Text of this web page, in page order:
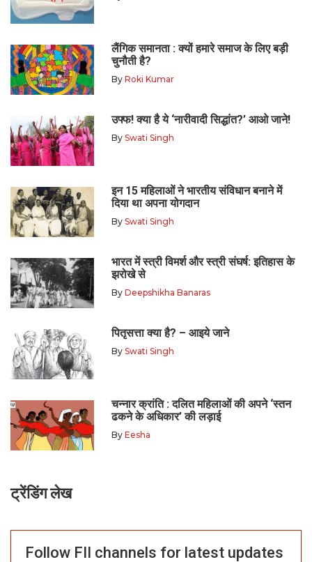
लैंगिक समानता : क्यों हमारे समाज के लिए बड़ी
चुनौती है?
By Roki Kumar
उफ्फ! क्या है ये ‘नारीवादी सिद्धांत?’ आओ जाने!
By Swati Singh
इन 15 महिलाओं ने भारतीय संविधान बनाने में
दिया था अपना योगदान
By Swati Singh
भारत में स्त्री विमर्श और स्त्री संघर्ष: इतिहास के
झरोखे से
By Deepshikha Banaras
पितृसत्ता क्या है? – आइये जाने
By Swati Singh
चन्नार क्रांति : दलित महिलाओं की अपने ‘स्तन
ढकने के अधिकार’ की लड़ाई
By Eesha
ट्रेंडिंग लेख
Follow FII channels for latest updates